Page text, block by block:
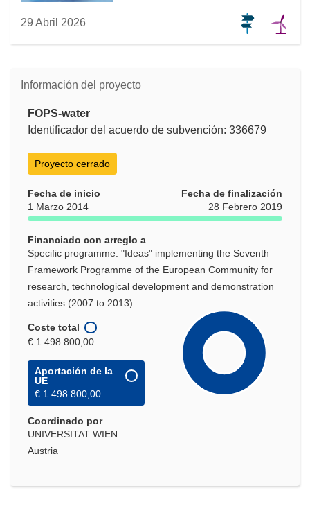
29 Abril 2026
Información del proyecto
FOPS-water
Identificador del acuerdo de subvención: 336679
Proyecto cerrado
Fecha de inicio
1 Marzo 2014
Fecha de finalización
28 Febrero 2019
Financiado con arreglo a
Specific programme: "Ideas" implementing the Seventh
Framework Programme of the European Community for
research, technological development and demonstration
activities (2007 to 2013)
Coste total
€ 1 498 800,00
Aportación de la
UE
€ 1 498 800,00
Coordinado por
UNIVERSITAT WIEN
Austria